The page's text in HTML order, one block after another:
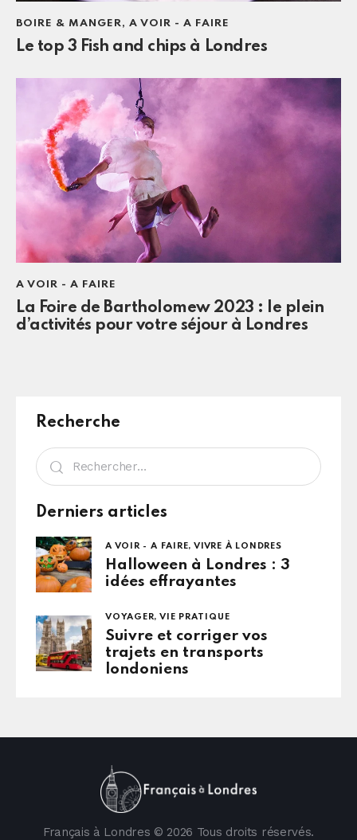
BOIRE & MANGER, A VOIR - A FAIRE
Le top 3 Fish and chips à Londres
A VOIR - A FAIRE
La Foire de Bartholomew 2023 : le plein
d’activités pour votre séjour à Londres
Recherche
Derniers articles
A VOIR - A FAIRE,VIVRE À LONDRES
Halloween à Londres : 3
idées effrayantes
VOYAGER,VIE PRATIQUE
Suivre et corriger vos
trajets en transports
londoniens
Français à Londres © 2026 Tous droits réservés.